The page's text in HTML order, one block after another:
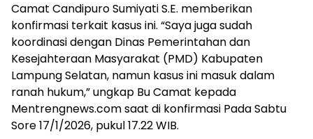
Camat Candipuro Sumiyati S.E. memberikan
konfirmasi terkait kasus ini. “Saya juga sudah
koordinasi dengan Dinas Pemerintahan dan
Kesejahteraan Masyarakat (PMD) Kabupaten
Lampung Selatan, namun kasus ini masuk dalam
ranah hukum,” ungkap Bu Camat kepada
Mentrengnews.com saat di konfirmasi Pada Sabtu
Sore 17/1/2026, pukul 17.22 WIB.